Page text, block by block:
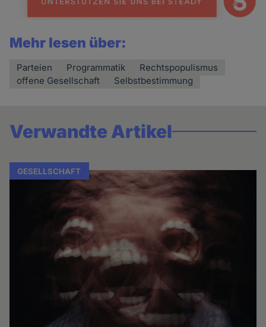
Mehr lesen über:
Parteien Programmatik
Rechtspopulismus
offene Gesellschaft
Selbstbestimmung
Verwandte Artikel
GESELLSCHAFT